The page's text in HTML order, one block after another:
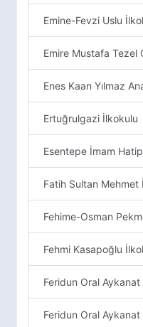
Emine-Fevzi Uslu
Emire Mustafa Tezel
Enes Kaan Yılmaz
Ertuğrulgazi İlkokulu
Esentepe İmam
Fatih Sultan Mehmet
Fehime-Osman
Fehmi Kasapoğlu
Feridun Oral
Feridun Oral